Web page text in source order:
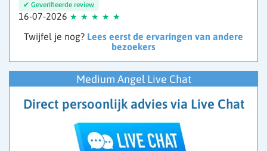
16-07-2026
Twijfel je nog? Lees eerst de ervaringen van andere
bezoekers
Medium Angel Live Chat
Direct persoonlijk advies via Live Chat